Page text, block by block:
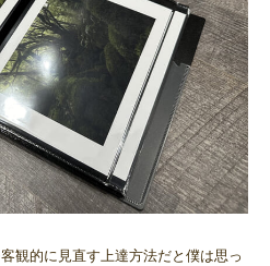
観的に見直す上達方法だと僕は思っ